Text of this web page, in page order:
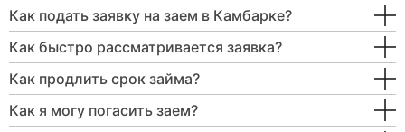
Как подать заявку на заем в Камбарке?
Как быстро рассматривается заявка?
Как продлить срок займа?
Как я могу погасить заем?